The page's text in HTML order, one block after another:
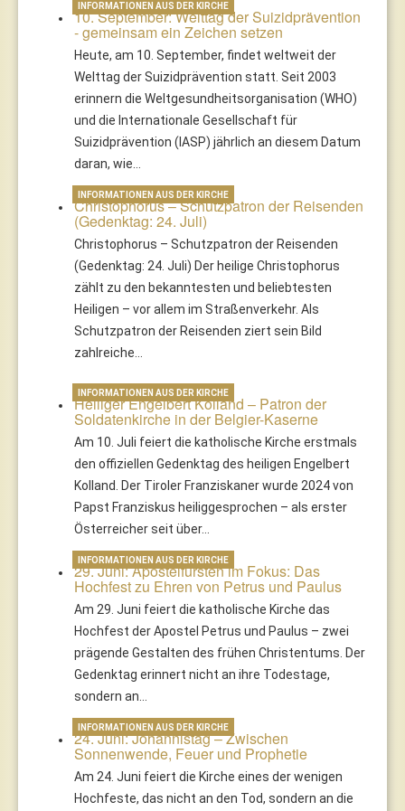
10. September: Welttag der Suizidprävention
- gemeinsam ein Zeichen setzen
Heute, am 10. September, findet weltweit der
Welttag der Suizidprävention statt. Seit 2003
erinnern die Weltgesundheitsorganisation (WHO)
und die Internationale Gesellschaft für
Suizidprävention (IASP) jährlich an diesem Datum
daran, wie…
INFORMATIONEN AUS DER KIRCHE
Christophorus – Schutzpatron der Reisenden
(Gedenktag: 24. Juli)
Christophorus – Schutzpatron der Reisenden
(Gedenktag: 24. Juli) Der heilige Christophorus
zählt zu den bekanntesten und beliebtesten
Heiligen – vor allem im Straßenverkehr. Als
Schutzpatron der Reisenden ziert sein Bild
zahlreiche…
INFORMATIONEN AUS DER KIRCHE
Heiliger Engelbert Kolland – Patron der
Soldatenkirche in der Belgier-Kaserne
Am 10. Juli feiert die katholische Kirche erstmals
den offiziellen Gedenktag des heiligen Engelbert
Kolland. Der Tiroler Franziskaner wurde 2024 von
Papst Franziskus heiliggesprochen – als erster
Österreicher seit über…
INFORMATIONEN AUS DER KIRCHE
29. Juni: Apostelfürsten im Fokus: Das
Hochfest zu Ehren von Petrus und Paulus
Am 29. Juni feiert die katholische Kirche das
Hochfest der Apostel Petrus und Paulus – zwei
prägende Gestalten des frühen Christentums. Der
Gedenktag erinnert nicht an ihre Todestage,
sondern an…
INFORMATIONEN AUS DER KIRCHE
24. Juni: Johannistag – Zwischen
Sonnenwende, Feuer und Prophetie
Am 24. Juni feiert die Kirche eines der wenigen
Hochfeste, das nicht an den Tod, sondern an die
INFORMATIONEN AUS DER KIRCHE